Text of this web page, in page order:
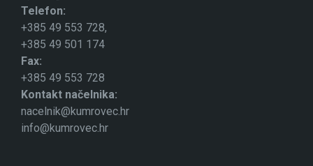
Telefon:
+385 49 553 728,
+385 49 501 174
Fax:
+385 49 553 728
Kontakt načelnika:
nacelnik@kumrovec.hr
info@kumrovec.hr